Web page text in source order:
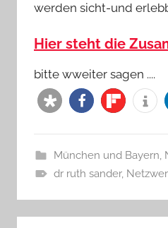
werden sicht-und
Hier steht die
bitte wweiter sagen ....
München und Bayern,
dr ruth sander,